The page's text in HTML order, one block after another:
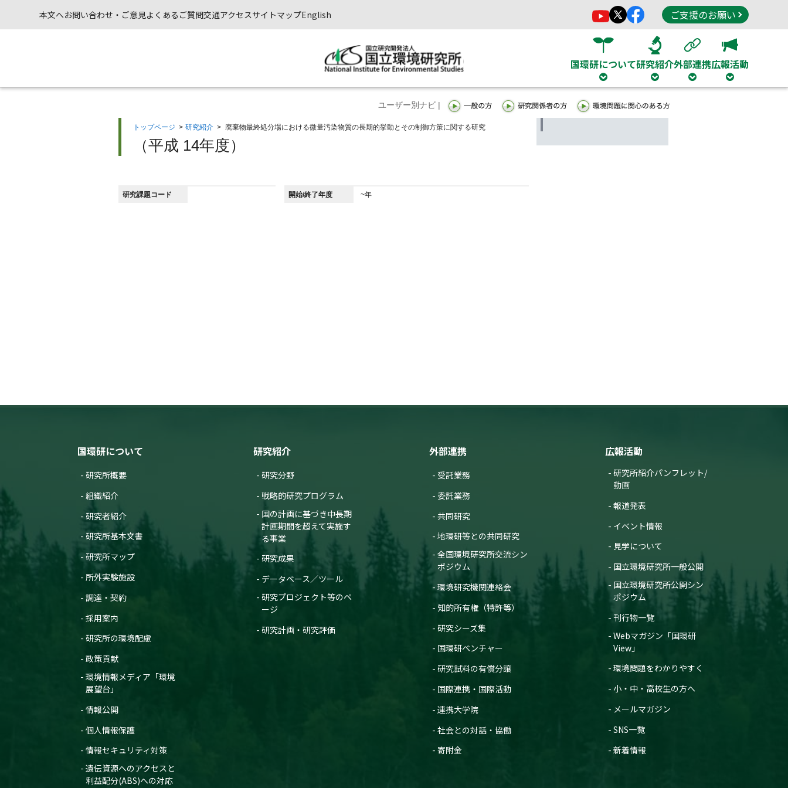
本文へお問い合わせ・ご意見よくあるご質問交通アクセスサイトマップEnglish ご支援のお願い
国環研について研究紹介外部連携広報活動
ユーザー別ナビ |
トップページ > 研究紹介 > 廃棄物最終処分場における微量汚染物質の長期的挙動とその制御方策に関する研究
（平成 14年度）
研究課題コード 開始/終了年度 ~年
国環研について
研究所概要
組織紹介
研究者紹介
研究所基本文書
研究所マップ
所外実験施設
調達・契約
採用案内
研究所の環境配慮
政策貢献
環境情報メディア「環境
展望台」
情報公開
個人情報保護
情報セキュリティ対策
遺伝資源へのアクセスと
利益配分(ABS)への対応
研究紹介
研究分野
戦略的研究プログラム
国の計画に基づき中長期
計画期間を超えて実施す
る事業
研究成果
データベース／ツール
研究プロジェクト等のペ
ージ
研究計画・研究評価
外部連携
受託業務
委託業務
共同研究
地環研等との共同研究
全国環境研究所交流シン
ポジウム
環境研究機関連絡会
知的所有権（特許等）
研究シーズ集
国環研ベンチャー
研究試料の有償分譲
国際連携・国際活動
連携大学院
社会との対話・協働
寄附金
広報活動
研究所紹介パンフレット/
動画
報道発表
イベント情報
見学について
国立環境研究所一般公開
国立環境研究所公開シン
ポジウム
刊行物一覧
Webマガジン「国環研
View」
環境問題をわかりやすく
小・中・高校生の方へ
メールマガジン
SNS一覧
新着情報